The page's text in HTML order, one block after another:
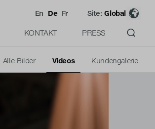
KONTAKT PRESS
En De Fr Site:Global
Alle Bilder Videos Kundengalerie